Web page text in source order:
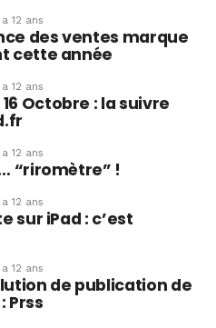
12 ans
des ventes marque
cette année
12 ans
Octobre : la suivre
12 ans
“riromètre” !
12 ans
sur iPad : c’est
12 ans
de publication de
Prss